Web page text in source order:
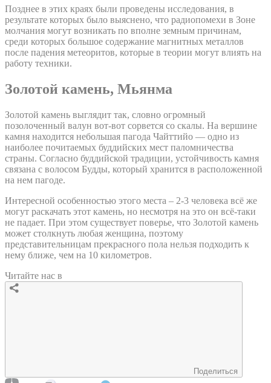
Позднее в этих краях были проведены исследования, в
результате которых было выяснено, что радиопомехи в Зоне
молчания могут возникать по вполне земным причинам,
среди которых большое содержание магнитных металлов
после падения метеоритов, которые в теории могут влиять на
работу техники.
Золотой камень, Мьянма
Золотой камень выглядит так, словно огромный
позолоченный валун вот-вот сорвется со скалы. На вершине
камня находится небольшая пагода Чайттийо — одно из
наиболее почитаемых буддийских мест паломничества
страны. Согласно буддийской традиции, устойчивость камня
связана с волосом Будды, который хранится в расположенной
на нем пагоде.
Интересной особенностью этого места – 2-3 человека всё же
могут раскачать этот камень, но несмотря на это он всё-таки
не падает. При этом существует поверье, что Золотой камень
может столкнуть любая женщина, поэтому
представительницам прекрасного пола нельзя подходить к
нему ближе, чем на 10 километров.
Читайте нас в
Поделиться